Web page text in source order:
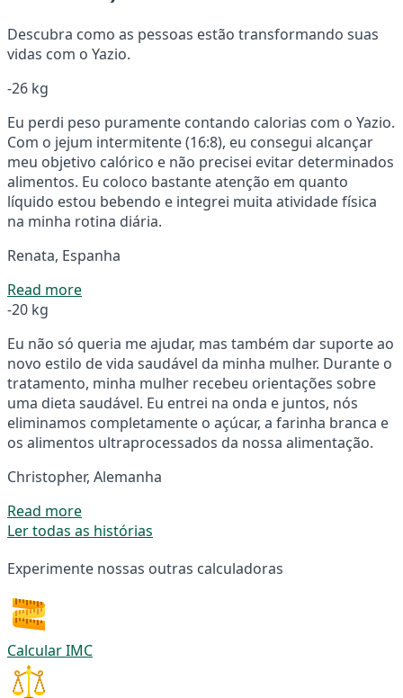
Descubra como as pessoas estão transformando suas
vidas com o Yazio.
-26 kg
Eu perdi peso puramente contando calorias com o Yazio.
Com o jejum intermitente (16:8), eu consegui alcançar
meu objetivo calórico e não precisei evitar determinados
alimentos. Eu coloco bastante atenção em quanto
líquido estou bebendo e integrei muita atividade física
na minha rotina diária.
Renata, Espanha
Read more
-20 kg
Eu não só queria me ajudar, mas também dar suporte ao
novo estilo de vida saudável da minha mulher. Durante o
tratamento, minha mulher recebeu orientações sobre
uma dieta saudável. Eu entrei na onda e juntos, nós
eliminamos completamente o açúcar, a farinha branca e
os alimentos ultraprocessados da nossa alimentação.
Christopher, Alemanha
Read more
Ler todas as histórias
Experimente nossas outras calculadoras
Calcular IMC